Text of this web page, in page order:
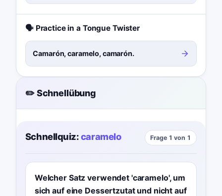
🗣️ Practice in a Tongue Twister
Camarón, caramelo, camarón.
✏️ Schnellübung
Schnellquiz:caramelo Frage 1 von 1
Welcher Satz verwendet 'caramelo', um
sich auf eine Dessertzutat und nicht auf